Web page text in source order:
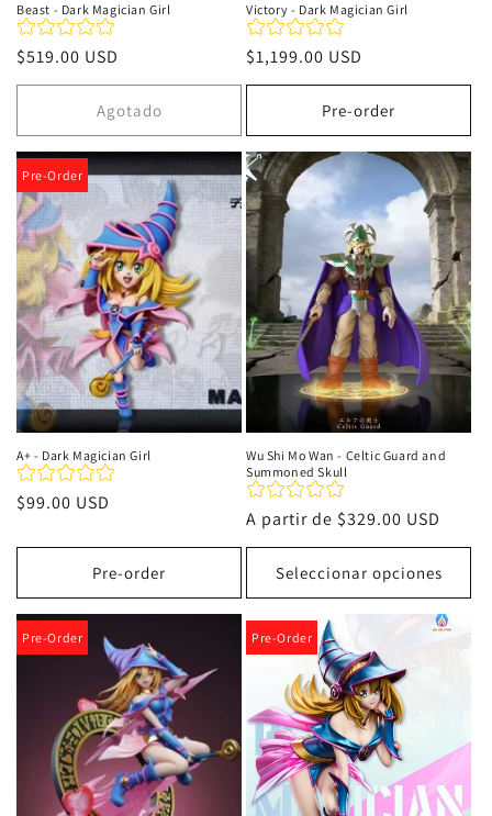
Beast - Dark Magician Girl
Precio
habitual
$519.00 USD
Agotado
Victory - Dark Magician Girl
Precio
habitual
$1,199.00 USD
Pre-order
Pre-Order
A+ - Dark Magician Girl
Precio
$99.00 USD
Pre-order
Wu Shi Mo Wan - Celtic Guard and
Summoned Skull
Precio
habitual
A partir de $329.00 USD
Seleccionar opciones
Pre-Order Pre-Order